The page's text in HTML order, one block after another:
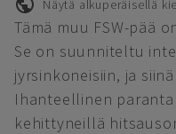
Näytä alkuperäisellä
Tämä muu FSW-pää
Se on suunniteltu
jyrsinkoneisiin, ja
Ihanteellinen
kehittyneillä